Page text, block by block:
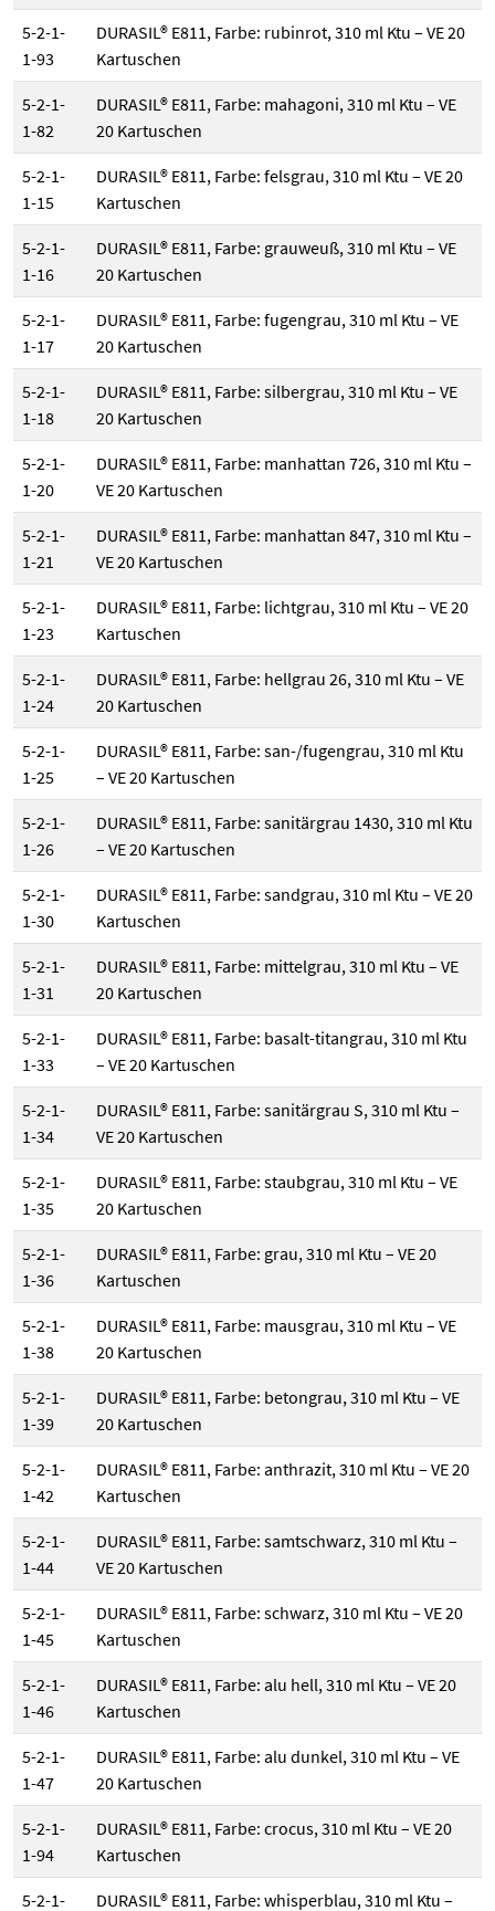
5-2-1-
1-93
DURASIL® E811, Farbe: rubinrot, 310 ml Ktu – VE 20
Kartuschen
5-2-1-
1-82
DURASIL® E811, Farbe: mahagoni, 310 ml Ktu – VE
20 Kartuschen
5-2-1-
1-15
DURASIL® E811, Farbe: felsgrau, 310 ml Ktu – VE 20
Kartuschen
5-2-1-
1-16
DURASIL® E811, Farbe: grauweuß, 310 ml Ktu – VE
20 Kartuschen
5-2-1-
1-17
DURASIL® E811, Farbe: fugengrau, 310 ml Ktu – VE
20 Kartuschen
5-2-1-
1-18
DURASIL® E811, Farbe: silbergrau, 310 ml Ktu – VE
20 Kartuschen
5-2-1-
1-20
DURASIL® E811, Farbe: manhattan 726, 310 ml Ktu –
VE 20 Kartuschen
5-2-1-
1-21
DURASIL® E811, Farbe: manhattan 847, 310 ml Ktu –
VE 20 Kartuschen
5-2-1-
1-23
DURASIL® E811, Farbe: lichtgrau, 310 ml Ktu – VE 20
Kartuschen
5-2-1-
1-24
DURASIL® E811, Farbe: hellgrau 26, 310 ml Ktu – VE
20 Kartuschen
5-2-1-
1-25
DURASIL® E811, Farbe: san-/fugengrau, 310 ml Ktu
– VE 20 Kartuschen
5-2-1-
1-26
DURASIL® E811, Farbe: sanitärgrau 1430, 310 ml Ktu
– VE 20 Kartuschen
5-2-1-
1-30
DURASIL® E811, Farbe: sandgrau, 310 ml Ktu – VE 20
Kartuschen
5-2-1-
1-31
DURASIL® E811, Farbe: mittelgrau, 310 ml Ktu – VE
20 Kartuschen
5-2-1-
1-33
DURASIL® E811, Farbe: basalt-titangrau, 310 ml Ktu
– VE 20 Kartuschen
5-2-1-
1-34
DURASIL® E811, Farbe: sanitärgrau S, 310 ml Ktu –
VE 20 Kartuschen
5-2-1-
1-35
DURASIL® E811, Farbe: staubgrau, 310 ml Ktu – VE
20 Kartuschen
5-2-1-
1-36
DURASIL® E811, Farbe: grau, 310 ml Ktu – VE 20
Kartuschen
5-2-1-
1-38
DURASIL® E811, Farbe: mausgrau, 310 ml Ktu – VE
20 Kartuschen
5-2-1-
1-39
DURASIL® E811, Farbe: betongrau, 310 ml Ktu – VE
20 Kartuschen
5-2-1-
1-42
DURASIL® E811, Farbe: anthrazit, 310 ml Ktu – VE 20
Kartuschen
5-2-1-
1-44
DURASIL® E811, Farbe: samtschwarz, 310 ml Ktu –
VE 20 Kartuschen
5-2-1-
1-45
DURASIL® E811, Farbe: schwarz, 310 ml Ktu – VE 20
Kartuschen
5-2-1-
1-46
DURASIL® E811, Farbe: alu hell, 310 ml Ktu – VE 20
Kartuschen
5-2-1-
1-47
DURASIL® E811, Farbe: alu dunkel, 310 ml Ktu – VE
20 Kartuschen
5-2-1-
1-94
DURASIL® E811, Farbe: crocus, 310 ml Ktu – VE 20
Kartuschen
5-2-1- DURASIL® E811, Farbe: whisperblau, 310 ml Ktu –